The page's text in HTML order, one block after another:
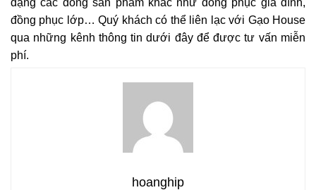
dạng các dòng sản phẩm khác như đồng phục gia đình,
đồng phục lớp… Quý khách có thể liên lạc với Gạo House
qua những kênh thông tin dưới đây để được tư vấn miễn
phí.
hoanghip